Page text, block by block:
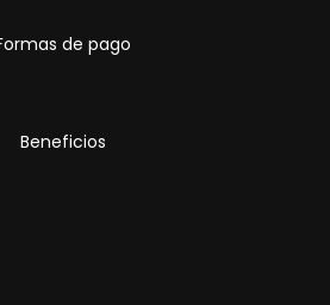
de pago
Beneficios